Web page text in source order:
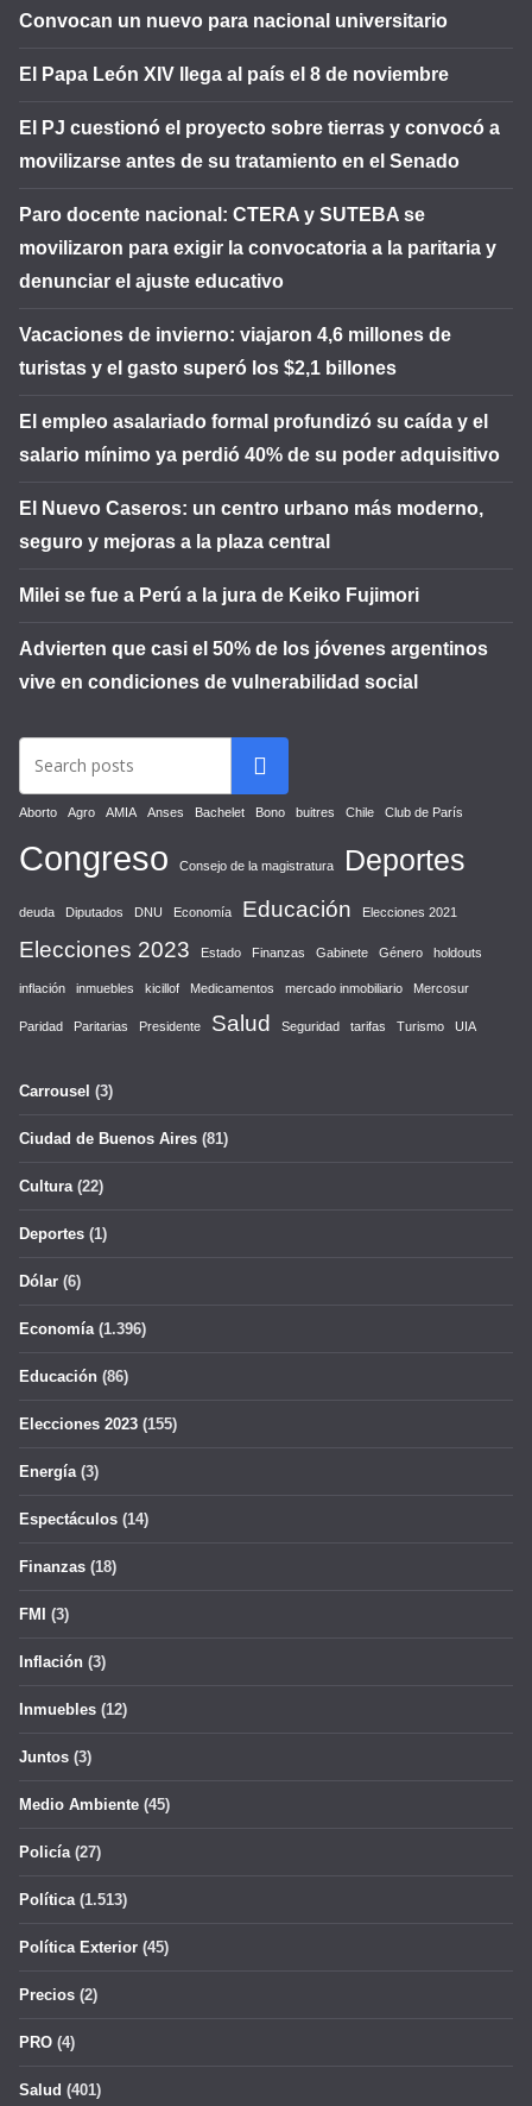
Convocan un nuevo para nacional universitario
El Papa León XIV llega al país el 8 de noviembre
El PJ cuestionó el proyecto sobre tierras y convocó a
movilizarse antes de su tratamiento en el Senado
Paro docente nacional: CTERA y SUTEBA se
movilizaron para exigir la convocatoria a la paritaria y
denunciar el ajuste educativo
Vacaciones de invierno: viajaron 4,6 millones de
turistas y el gasto superó los $2,1 billones
El empleo asalariado formal profundizó su caída y el
salario mínimo ya perdió 40% de su poder adquisitivo
El Nuevo Caseros: un centro urbano más moderno,
seguro y mejoras a la plaza central
Milei se fue a Perú a la jura de Keiko Fujimori
Advierten que casi el 50% de los jóvenes argentinos
vive en condiciones de vulnerabilidad social
Aborto Agro AMIA Anses Bachelet Bono buitres Chile Club de París
Congreso Consejo de la magistratura Deportes
deuda Diputados DNU Economía Educación Elecciones 2021
Elecciones 2023 Estado Finanzas Gabinete Género holdouts
inflación inmuebles kicillof Medicamentos mercado inmobiliario Mercosur
Paridad Paritarias Presidente Salud Seguridad tarifas Turismo UIA
Carrousel (3)
Ciudad de Buenos Aires (81)
Cultura(22)
Deportes (1)
Dólar (6)
Economía(1.396)
Educación (86)
Elecciones 2023 (155)
Energía(3)
Espectáculos (14)
Finanzas (18)
FMI (3)
Inflación (3)
Inmuebles (12)
Juntos (3)
Medio Ambiente (45)
Policía(27)
Política(1.513)
Política Exterior (45)
Precios (2)
PRO (4)
Salud (401)